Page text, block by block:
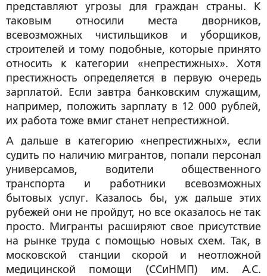
представляют угрозы для граждан страны. К
таковым относили места дворников,
всевозможных чистильщиков и уборщиков,
строителей и тому подобные, которые принято
относить к категории «непрестижных». Хотя
престижность определяется в первую очередь
зарплатой. Если завтра банковским служащим,
например, положить зарплату в 12 000 рублей,
их работа тоже вмиг станет непрестижной.
А дальше в категорию «непрестижных», если
судить по наличию мигрантов, попали персонал
универсамов, водители общественного
транспорта и работники всевозможных
бытовых услуг. Казалось бы, уж дальше этих
рубежей они не пройдут, но все оказалось не так
просто. Мигранты расширяют свое присутствие
на рынке труда с помощью новых схем. Так, в
московской станции скорой и неотложной
медицинской помощи (ССиНМП) им. А.С.